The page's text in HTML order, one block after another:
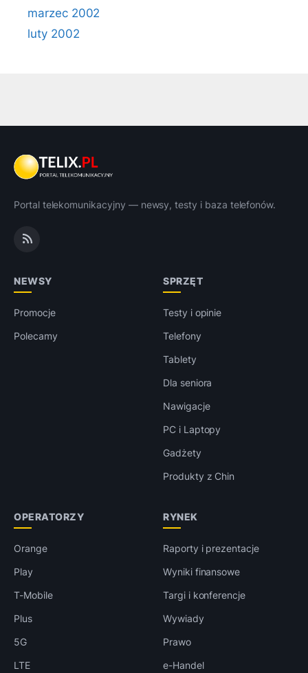
marzec 2002
luty 2002
Portal telekomunikacyjny — newsy, testy i baza telefonów.
NEWSY
Promocje
Polecamy
SPRZĘT
Testy i opinie
Telefony
Tablety
Dla seniora
Nawigacje
PC i Laptopy
Gadżety
Produkty z Chin
OPERATORZY
Orange
Play
T-Mobile
Plus
5G
LTE
RYNEK
Raporty i prezentacje
Wyniki finansowe
Targi i konferencje
Wywiady
Prawo
e-Handel